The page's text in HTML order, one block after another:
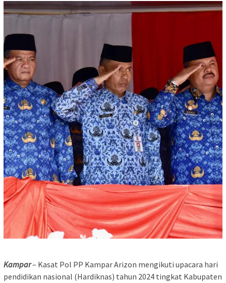
Kampar– Kasat Pol PP Kampar Arizon mengikuti upacara hari
pendidikan nasional (Hardiknas) tahun 2024 tingkat Kabupaten